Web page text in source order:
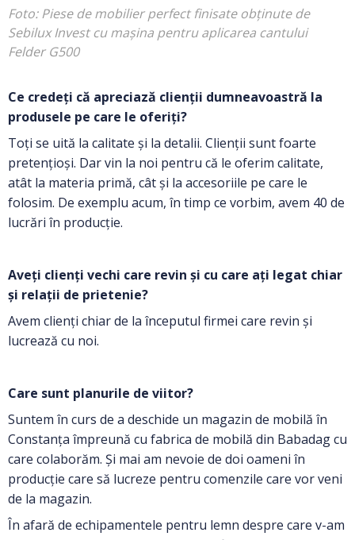
Foto: Piese de mobilier perfect finisate obținute de
Sebilux Invest cu mașina pentru aplicarea cantului
Felder G500
Ce credeți că apreciază clienții dumneavoastră la
produsele pe care le oferiți?
Toți se uită la calitate și la detalii. Clienții sunt foarte
pretențioși. Dar vin la noi pentru că le oferim calitate,
atât la materia primă, cât și la accesoriile pe care le
folosim. De exemplu acum, în timp ce vorbim, avem 40 de
lucrări în producție.
Aveți clienți vechi care revin și cu care ați legat chiar
și relații de prietenie?
Avem clienți chiar de la începutul firmei care revin și
lucrează cu noi.
Care sunt planurile de viitor?
Suntem în curs de a deschide un magazin de mobilă în
Constanța împreună cu fabrica de mobilă din Babadag cu
care colaborăm. Și mai am nevoie de doi oameni în
producție care să lucreze pentru comenzile care vor veni
de la magazin.
În afară de echipamentele pentru lemn despre care v-am